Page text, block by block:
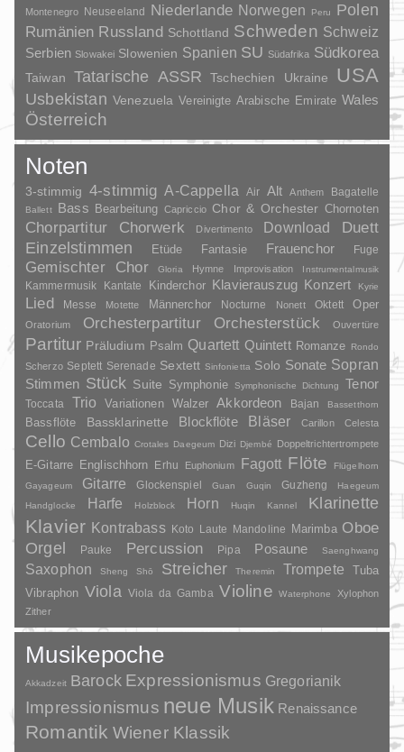
Montenegro Neuseeland Niederlande Norwegen Peru
Polen
Rumänien Russland Schottland Schweden Schweiz
Serbien Slowakei Slowenien Spanien SU Südafrika Südkorea
Taiwan Tatarische ASSR Tschechien Ukraine USA
Usbekistan Venezuela Vereinigte Arabische Emirate Wales
Österreich
Noten
3-stimmig 4-stimmig A-Cappella Air Alt Anthem Bagatelle
Ballett Bass Bearbeitung Capriccio Chor & Orchester Chornoten
Chorpartitur Chorwerk Divertimento Download
Duett
Einzelstimmen
Etüde Fantasie Frauenchor Fuge
Gemischter Chor Gloria Hymne Improvisation Instrumentalmusik
Kammermusik Kantate Kinderchor Klavierauszug Konzert Kyrie
Lied Messe Motette Männerchor Nocturne Nonett Oktett Oper
Oratorium Orchesterpartitur Orchesterstück Ouvertüre
Partitur Präludium Psalm Quartett Quintett Romanze Rondo
Scherzo Septett Serenade Sextett Sinfonietta Solo Sonate Sopran
Stimmen Stück Suite Symphonie Symphonische Dichtung Tenor
Toccata Trio Variationen Walzer Akkordeon Bajan Bassetthorn
Bassflöte Bassklarinette Blockflöte Bläser Carillon Celesta
Cello Cembalo Crotales Daegeum Dizi Djembé Doppeltrichtertrompete
E-Gitarre Englischhorn Erhu Euphonium Fagott Flöte
Flügelhorn
Gayageum
Gitarre Glockenspiel Guan Guqin Guzheng
Haegeum
Handglocke
Harfe Holzblock Horn Huqin Kannel Klarinette
Klavier Kontrabass Koto Laute Mandoline Marimba Oboe
Orgel Pauke Percussion Pipa Posaune Saenghwang
Saxophon Sheng Shō Streicher Theremin Trompete
Tuba
Vibraphon Viola Viola da Gamba Violine Waterphone
Xylophon
Zither
Musikepoche
Akkadzeit Barock Expressionismus Gregorianik
Impressionismus neue Musik Renaissance
Romantik Wiener Klassik